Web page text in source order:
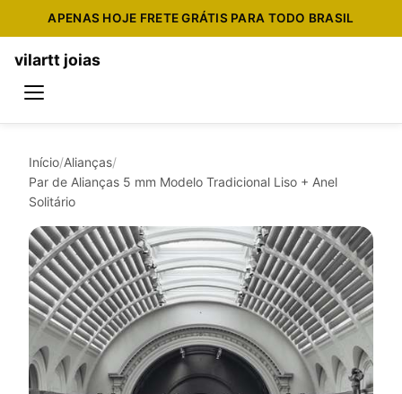
APENAS HOJE FRETE GRÁTIS PARA TODO BRASIL
vilartt joias
Início/Alianças/
Par de Alianças 5 mm Modelo Tradicional Liso + Anel
Solitário